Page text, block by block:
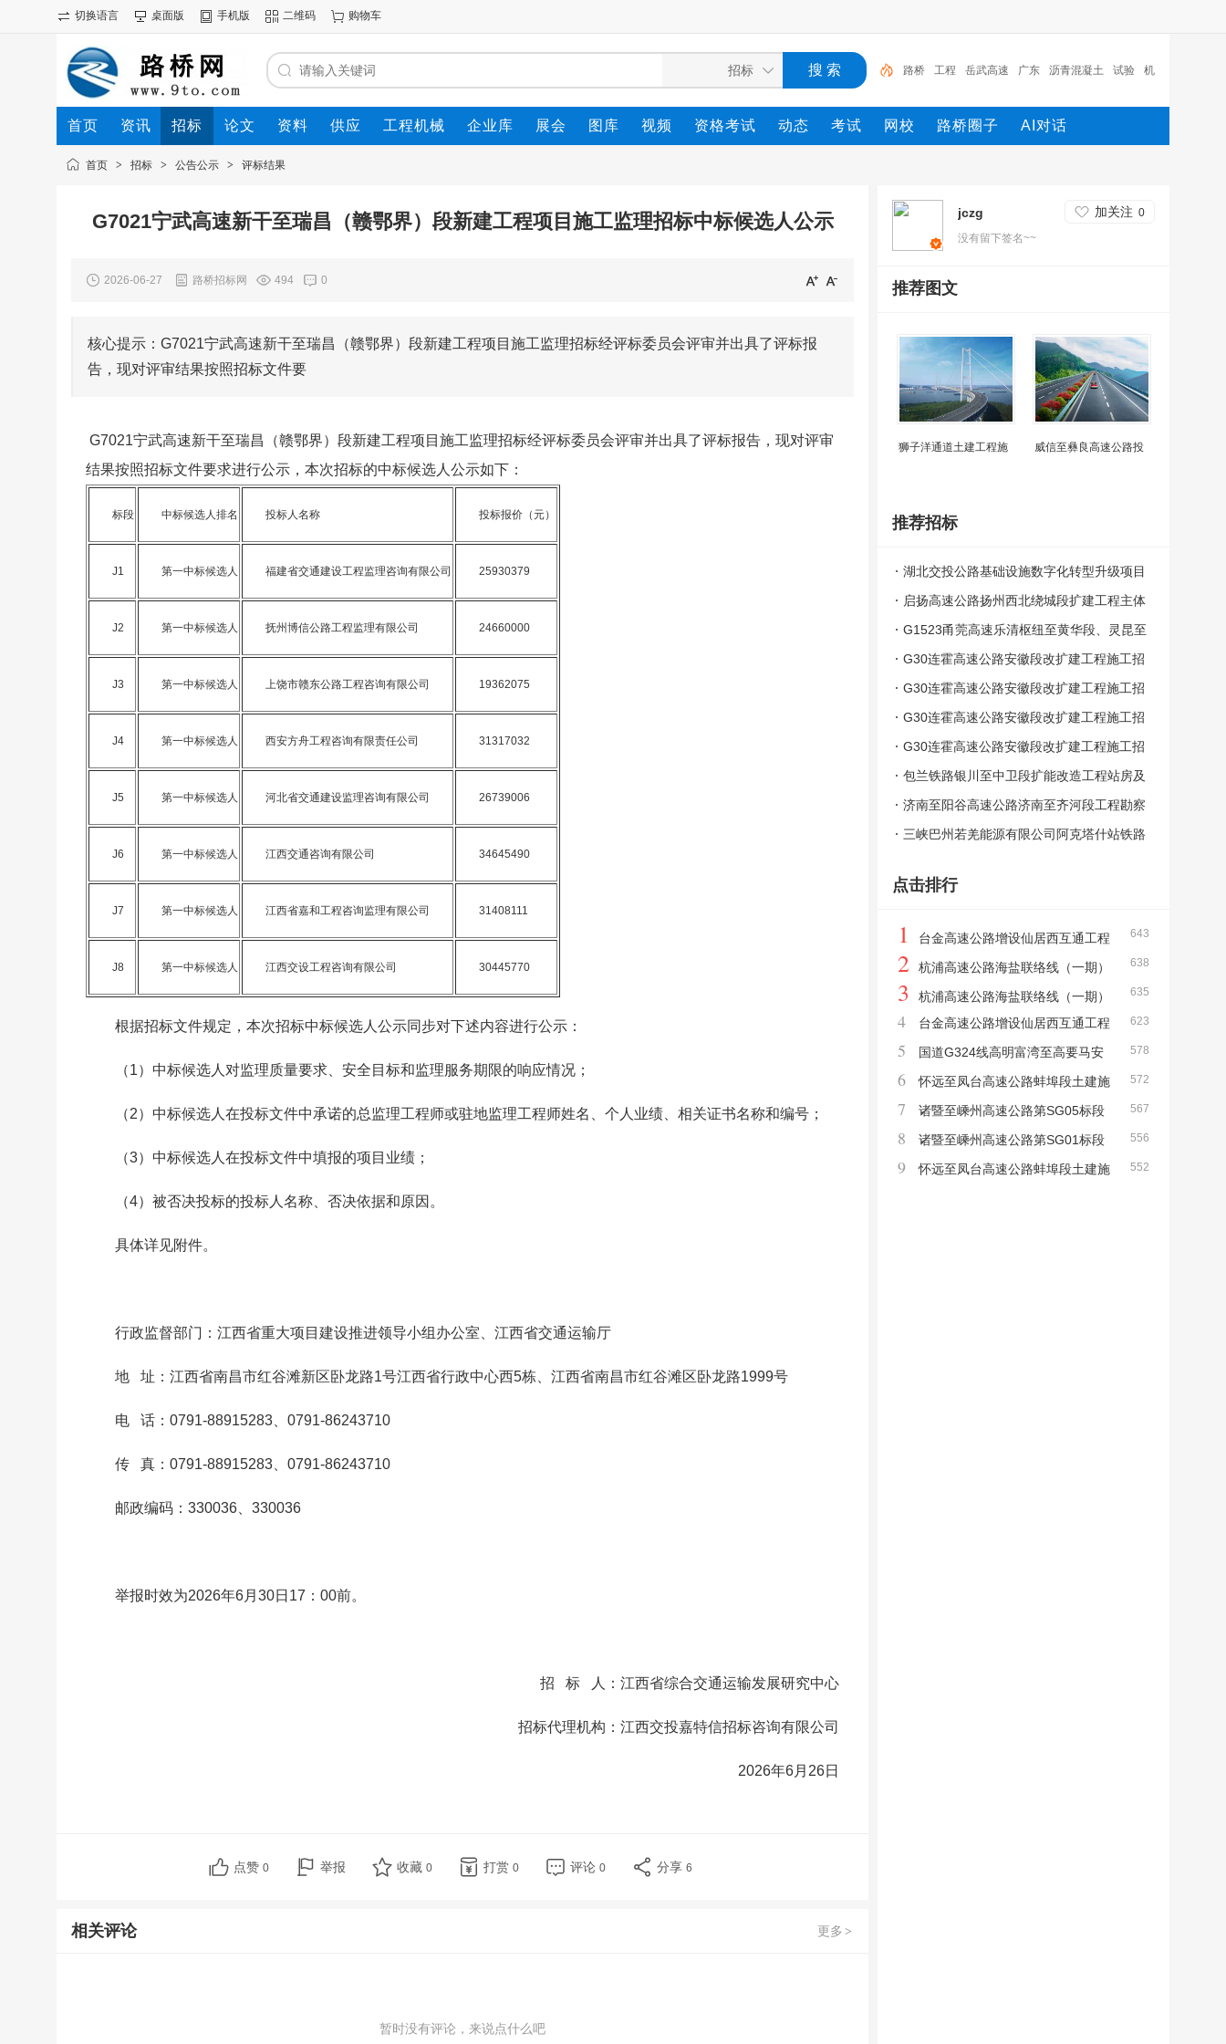
切换语言 桌面版 手机版 二维码 购物车
路桥 工程 岳武高速 广东 沥青混凝土 试验 机
械 发电机 施工 设计
首页 资讯 招标 论文 资料 供应 工程机械 企业库 展会 图库 视频 资格考试 动态 考试 网校 路桥圈子 AI对话
首页 > 招标 > 公告公示 > 评标结果
G7021宁武高速新干至瑞昌（赣鄂界）段新建工程项目施工监理招标中标候选人公示
2026-06-27 路桥招标网 494 0
核心提示：G7021宁武高速新干至瑞昌（赣鄂界）段新建工程项目施工监理招标经评标委员会评审并出具了评标报
告，现对评审结果按照招标文件要
G7021宁武高速新干至瑞昌（赣鄂界）段新建工程项目施工监理招标经评标委员会评审并出具了评标报告，现对评审
结果按照招标文件要求进行公示，本次招标的中标候选人公示如下：
标段 中标候选人排名 投标人名称 投标报价（元）
J1 第一中标候选人 福建省交通建设工程监理咨询有限公司 25930379
J2 第一中标候选人 抚州博信公路工程监理有限公司 24660000
J3 第一中标候选人 上饶市赣东公路工程咨询有限公司 19362075
J4 第一中标候选人 西安方舟工程咨询有限责任公司 31317032
J5 第一中标候选人 河北省交通建设监理咨询有限公司 26739006
J6 第一中标候选人 江西交通咨询有限公司 34645490
J7 第一中标候选人 江西省嘉和工程咨询监理有限公司 31408111
J8 第一中标候选人 江西交设工程咨询有限公司 30445770
根据招标文件规定，本次招标中标候选人公示同步对下述内容进行公示：
（1）中标候选人对监理质量要求、安全目标和监理服务期限的响应情况；
（2）中标候选人在投标文件中承诺的总监理工程师或驻地监理工程师姓名、个人业绩、相关证书名称和编号；
（3）中标候选人在投标文件中填报的项目业绩；
（4）被否决投标的投标人名称、否决依据和原因。
具体详见附件。
行政监督部门：江西省重大项目建设推进领导小组办公室、江西省交通运输厅
地 址：江西省南昌市红谷滩新区卧龙路1号江西省行政中心西5栋、江西省南昌市红谷滩区卧龙路1999号
电 话：0791-88915283、0791-86243710
传 真：0791-88915283、0791-86243710
邮政编码：330036、330036
举报时效为2026年6月30日17：00前。
招 标 人：江西省综合交通运输发展研究中心
招标代理机构：江西交投嘉特信招标咨询有限公司
2026年6月26日
点赞 0 举报 收藏 0 打赏 0 评论 0 分享 6
更多 >
相关评论
暂时没有评论，来说点什么吧
jczg 加关注 0
没有留下签名~~
推荐图文
狮子洋通道土建工程施 威信至彝良高速公路投
推荐招标
湖北交投公路基础设施数字化转型升级项目
设计施工总承包评标结果公示
启扬高速公路扬州西北绕城段扩建工程主体
工程施工项目（第一批）中标候选人公示
G1523甬莞高速乐清枢纽至黄华段、灵昆至
苍南段安全韧性提升工程第SG01标段中标
候选人公示
G30连霍高速公路安徽段改扩建工程施工招
标LHTJ-04标段评标结果公示
G30连霍高速公路安徽段改扩建工程施工招
标LHTJ-03标段评标结果公示
G30连霍高速公路安徽段改扩建工程施工招
标LHTJ-02标段评标结果公示
G30连霍高速公路安徽段改扩建工程施工招
标LHTJ-01标段评标结果公示
包兰铁路银川至中卫段扩能改造工程站房及
相关工程YZZF－1、YZZF－2标段施工总
价承包招标中标候选人公示
济南至阳谷高速公路济南至齐河段工程勘察
设计和勘察监理及双院制咨询评标结果公示
三峡巴州若羌能源有限公司阿克塔什站铁路
66万千瓦煤电项目）工程工程总承包中标候
点击排行
643
1
台金高速公路增设仙居西互通工程
第JL01监理标段中标候选人公示
638
2
杭浦高速公路海盐联络线（一期）
交通安全设施工程第JA02标段中标候选人公
示
635
3
杭浦高速公路海盐联络线（一期）
交通安全设施工程第JA01标段中标候选人公
示
623
4
台金高速公路增设仙居西互通工程
中标候选人公示
578
5
国道G324线高明富湾至高要马安
段新改建工程（TJ3标段）施工中标候选人公
示
572
6
怀远至凤台高速公路蚌埠段土建施
工项目TJ-04标段中标候选人公示
567
7
诸暨至嵊州高速公路第SG05标段
中标候选人公示
556
8
诸暨至嵊州高速公路第SG01标段
中标候选人公示
552
9
怀远至凤台高速公路蚌埠段土建施